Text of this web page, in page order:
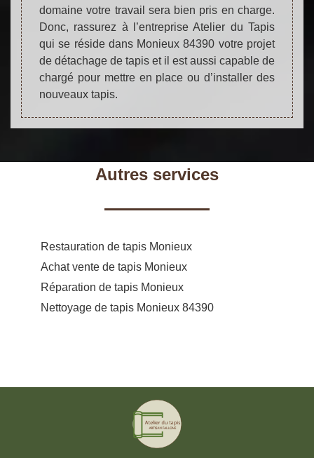
domaine votre travail sera bien pris en charge.
Donc, rassurez à l’entreprise Atelier du Tapis
qui se réside dans Monieux 84390 votre projet
de détachage de tapis et il est aussi capable de
chargé pour mettre en place ou d’installer des
nouveaux tapis.
Autres services
Restauration de tapis Monieux
Achat vente de tapis Monieux
Réparation de tapis Monieux
Nettoyage de tapis Monieux 84390